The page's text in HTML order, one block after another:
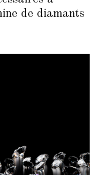
de diamants